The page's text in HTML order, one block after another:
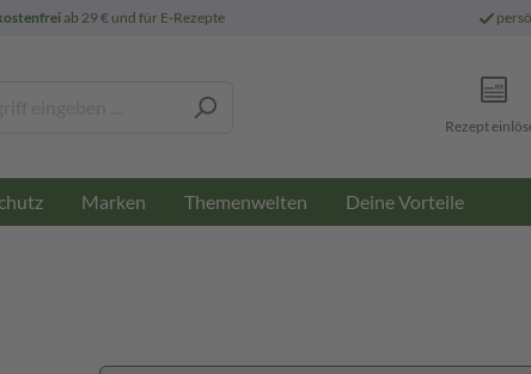
ab 29 € und für E-Rezepte
Rezept
Marken Themenwelten Deine Vorteile